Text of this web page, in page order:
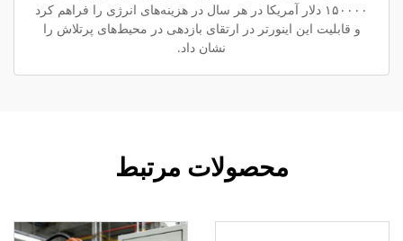
۱۵۰۰۰۰ دلار آمریکا در هر سال در هزینه‌های انرژی را فراهم کرد
و قابلیت این اینورتر در ارتقای بازدهی در محیط‌های پرتلاش را
نشان داد.
محصولات مرتبط